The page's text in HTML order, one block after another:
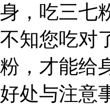
身，吃三七
不知您吃对
粉，才能给
好处与注意